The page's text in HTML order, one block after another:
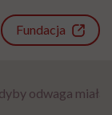
Fundacja
odwaga